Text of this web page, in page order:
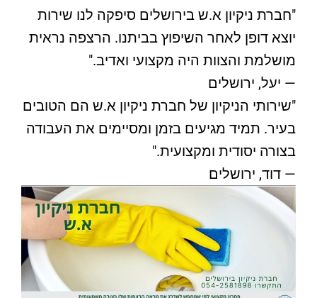
"חברת ניקיון א.ש בירושלים סיפקה לנו שירות
יוצא דופן לאחר השיפוץ בביתנו. הרצפה נראית
מושלמת והצוות היה מקצועי ואדיב."
— יעל, ירושלים
"שירותי הניקיון של חברת ניקיון א.ש הם הטובים
בעיר. תמיד מגיעים בזמן ומסיימים את העבודה
בצורה יסודית ומקצועית."
— דוד, ירושלים